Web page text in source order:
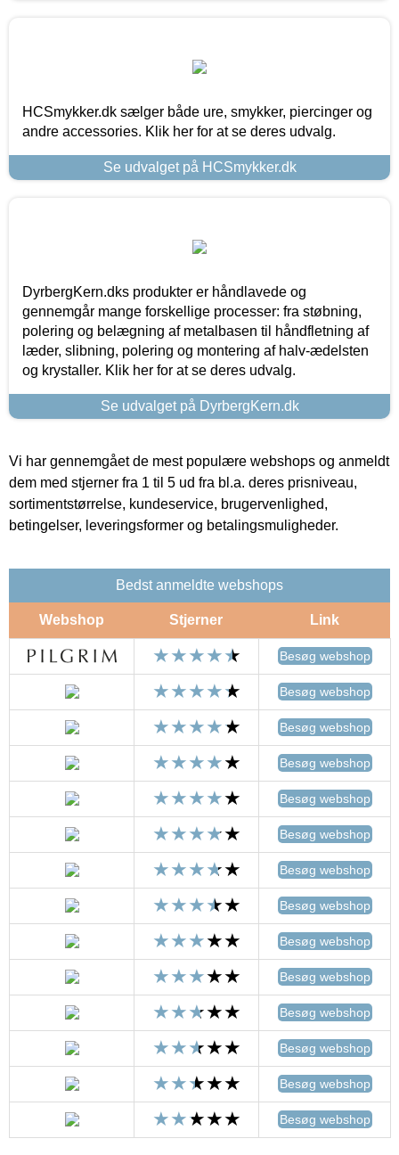
HCSmykker.dk sælger både ure, smykker, piercinger og
andre accessories. Klik her for at se deres udvalg.
Se udvalget på HCSmykker.dk
DyrbergKern.dks produkter er håndlavede og
gennemgår mange forskellige processer: fra støbning,
polering og belægning af metalbasen til håndfletning af
læder, slibning, polering og montering af halv-ædelsten
og krystaller. Klik her for at se deres udvalg.
Se udvalget på DyrbergKern.dk
Vi har gennemgået de mest populære webshops og anmeldt
dem med stjerner fra 1 til 5 ud fra bl.a. deres prisniveau,
sortimentstørrelse, kundeservice, brugervenlighed,
betingelser, leveringsformer og betalingsmuligheder.
Bedst anmeldte webshops
Webshop Stjerner Link
Besøg webshop
Besøg webshop
Besøg webshop
Besøg webshop
Besøg webshop
Besøg webshop
Besøg webshop
Besøg webshop
Besøg webshop
Besøg webshop
Besøg webshop
Besøg webshop
Besøg webshop
Besøg webshop